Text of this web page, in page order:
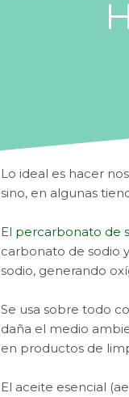
Lo ideal es hacer
sino, en algunas
El percarbonato de
carbonato de sodio
sodio, generando
Se usa sobre todo
daña el medio
en productos de
El aceite esencial